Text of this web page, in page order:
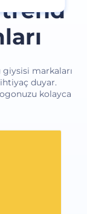
trend
giysisi markaları
duyar.
kolayca